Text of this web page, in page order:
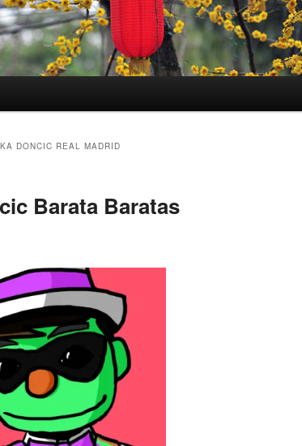
DONCIC REAL MADRID
Barata Baratas